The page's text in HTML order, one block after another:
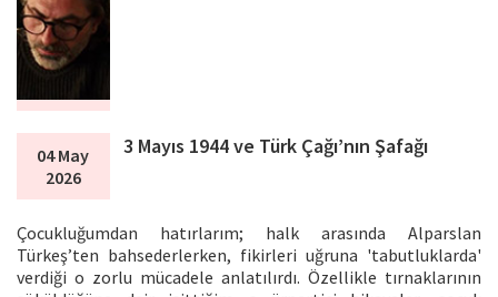
04 May
2026
3 Mayıs 1944 ve Türk Çağı’nın Şafağı
Çocukluğumdan hatırlarım; halk arasında Alparslan
Türkeş’ten bahsederlerken, fikirleri uğruna 'tabutluklarda'
verdiği o zorlu mücadele anlatılırdı. Özellikle tırnaklarının